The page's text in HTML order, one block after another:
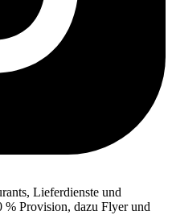
Lieferdienste und
% Provision, dazu Flyer und